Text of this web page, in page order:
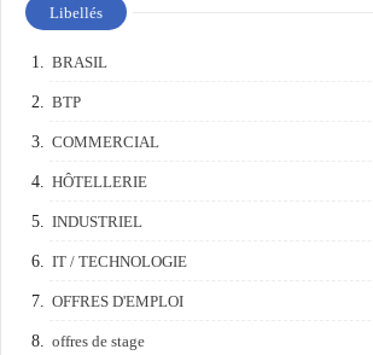
Libellés
BRASIL
BTP
COMMERCIAL
HÔTELLERIE
INDUSTRIEL
IT / TECHNOLOGIE
OFFRES D'EMPLOI
offres de stage